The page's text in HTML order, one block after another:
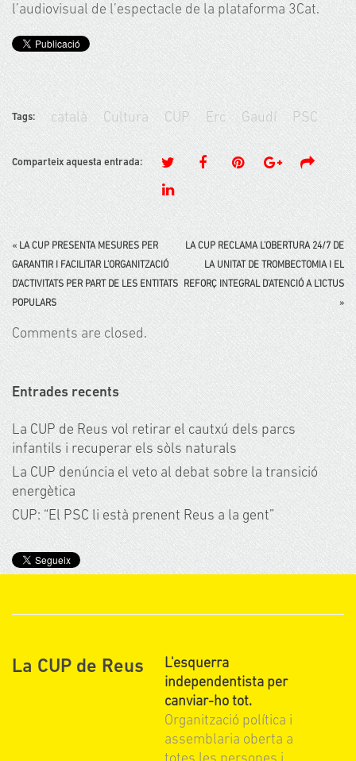
l’audiovisual de l’espectacle de la plataforma 3Cat.
Tags: català Cultura CUP Erc Gaudí PSC
Comparteix aquesta entrada:
« LA CUP PRESENTA MESURES PER
GARANTIR I FACILITAR L’ORGANITZACIÓ
D’ACTIVITATS PER PART DE LES ENTITATS
POPULARS
LA CUP RECLAMA L’OBERTURA 24/7 DE
LA UNITAT DE TROMBECTOMIA I EL
REFORÇ INTEGRAL D’ATENCIÓ A L’ICTUS
»
Comments are closed.
Entrades recents
La CUP de Reus vol retirar el cautxú dels parcs
infantils i recuperar els sòls naturals
La CUP denúncia el veto al debat sobre la transició
energètica
CUP: “El PSC li està prenent Reus a la gent”
La CUP de Reus
L'esquerra
independentista per
canviar-ho tot.
Organització política i
assemblaria oberta a